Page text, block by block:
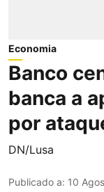
Economia
Banco
banca a
por
DN/Lusa
Publicado a: 10